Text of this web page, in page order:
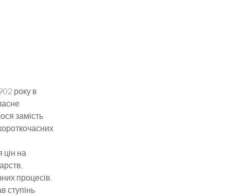
року в
замість
на
процесів.
ступінь